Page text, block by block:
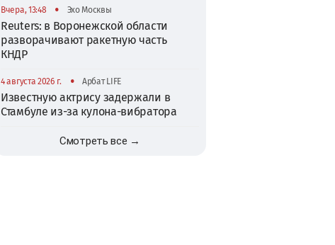
Вчера, 13:48 • Эхо Москвы
Reuters: в Воронежской области
разворачивают ракетную часть
КНДР
4 августа 2026 г. • Арбат LIFE
Известную актрису задержали в
Стамбуле из-за кулона-вибратора
Смотреть все →